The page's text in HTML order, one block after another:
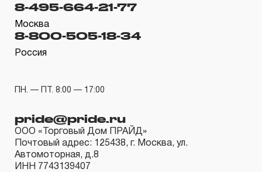
нарушал технологию в процессе его производства.
1.2 «ПОЖИЗНЕННАЯ ГАРАНТИЯ» предоставляется
монтажного инструмента.
2. Понятие «ОГРАНИЧЕННАЯ ГАРАНТИЯ»
2.1 На инструмент, имеющий в своей конструкции
КИНЕМАТИЧЕСКУЮ СХЕМУ (МЕХАНИЗМ)
8-495-664-21-77
Москва
8-800-505-18-34
Россия
ПН. — ПТ. 8:00 — 17:00
pride@pride.ru
ООО «Торговый Дом ПРАЙД»
Почтовый адрес: 125438, г. Москва, ул.
Автомоторная, д.8
ИНН 7743139407